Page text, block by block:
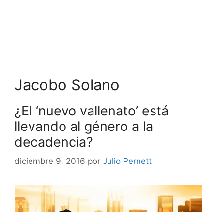
Jacobo Solano
¿El ‘nuevo vallenato’ está
llevando al género a la
decadencia?
diciembre 9, 2016 por Julio Pernett